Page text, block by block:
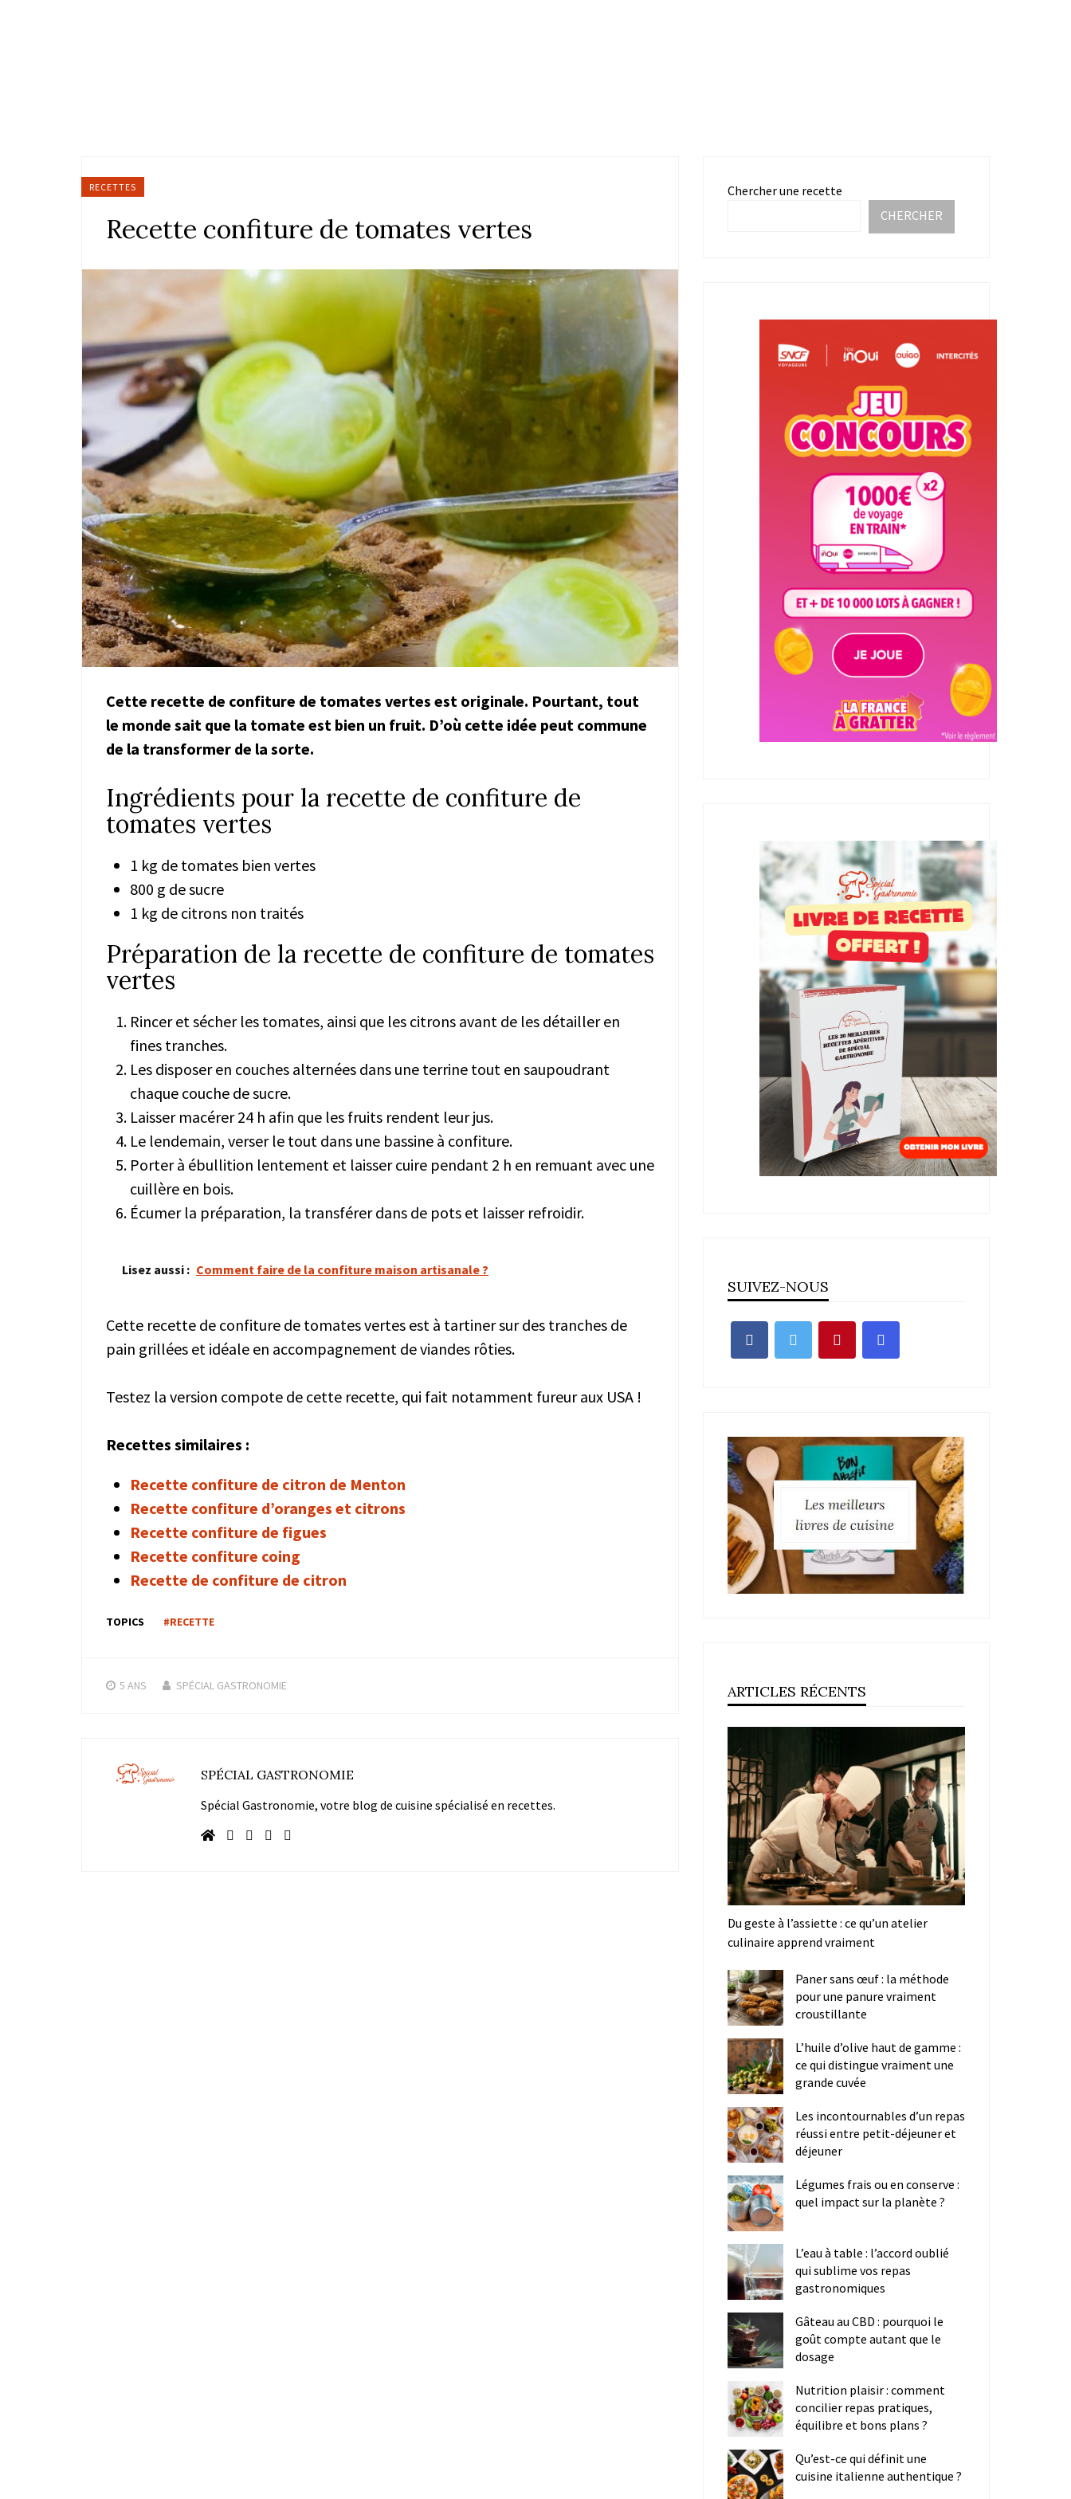
RECETTES
Recette confiture de tomates vertes
Cette recette de confiture de tomates vertes est originale. Pourtant, tout
le monde sait que la tomate est bien un fruit. D’où cette idée peut commune
de la transformer de la sorte.
Ingrédients pour la recette de confiture de
tomates vertes
1 kg de tomates bien vertes
800 g de sucre
1 kg de citrons non traités
Préparation de la recette de confiture de tomates
vertes
Rincer et sécher les tomates, ainsi que les citrons avant de les détailler en
fines tranches.
Les disposer en couches alternées dans une terrine tout en saupoudrant
chaque couche de sucre.
Laisser macérer 24 h afin que les fruits rendent leur jus.
Le lendemain, verser le tout dans une bassine à confiture.
Porter à ébullition lentement et laisser cuire pendant 2 h en remuant avec une
cuillère en bois.
Écumer la préparation, la transférer dans de pots et laisser refroidir.
Lisez aussi : Comment faire de la confiture maison artisanale ?
Cette recette de confiture de tomates vertes est à tartiner sur des tranches de
pain grillées et idéale en accompagnement de viandes rôties.
Testez la version compote de cette recette, qui fait notamment fureur aux USA !
Recettes similaires :
Recette confiture de citron de Menton
Recette confiture d’oranges et citrons
Recette confiture de figues
Recette confiture coing
Recette de confiture de citron
TOPICS #RECETTE
5 ANS SPÉCIAL GASTRONOMIE
SPÉCIAL GASTRONOMIE
Spécial Gastronomie, votre blog de cuisine spécialisé en recettes.
Chercher une recette
CHERCHER
SUIVEZ-NOUS
ARTICLES RÉCENTS
Du geste à l’assiette : ce qu’un atelier
culinaire apprend vraiment
Paner sans œuf : la méthode
pour une panure vraiment
croustillante
L’huile d’olive haut de gamme :
ce qui distingue vraiment une
grande cuvée
Les incontournables d’un repas
réussi entre petit-déjeuner et
déjeuner
Légumes frais ou en conserve :
quel impact sur la planète ?
L’eau à table : l’accord oublié
qui sublime vos repas
gastronomiques
Gâteau au CBD : pourquoi le
goût compte autant que le
dosage
Nutrition plaisir : comment
concilier repas pratiques,
équilibre et bons plans ?
Qu’est-ce qui définit une
cuisine italienne authentique ?